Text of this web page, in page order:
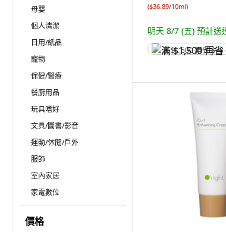
母嬰
個人清潔
日用/紙品
寵物
保健/醫療
餐廚用品
玩具嗜好
文具/圖書/影音
運動/休閒/戶外
服飾
室內家居
家電數位
價格
($36.89/10ml)
明天 8/7 (五) 預計送
满 $1,500 再省 $75